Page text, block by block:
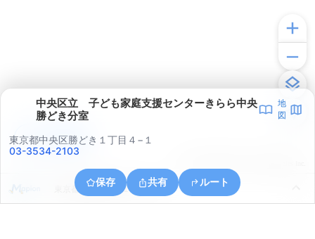
中央区立 子ども家庭支援センターきらら中央
勝どき分室
地
図
東京都中央区勝どき１丁目４−１
03-3534-2103
保存 共有 ルート
東京都江東区有明１丁目１２
アプリで見る